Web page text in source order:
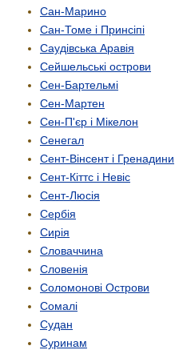
Сан-Марино
Сан-Томе і Принсіпі
Саудівська Аравія
Сейшельські острови
Сен-Бартельмі
Сен-Мартен
Сен-П'єр і Мікелон
Сенегал
Сент-Вінсент і Гренадини
Сент-Кіттс і Невіс
Сент-Люсія
Сербія
Сирія
Словаччина
Словенія
Соломонові Острови
Сомалі
Судан
Суринам